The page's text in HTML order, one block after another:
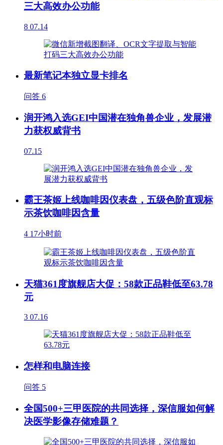
三大高效办公功能
8 07.14
最新笔记本独立显卡排名
问答 6
润开鸿入选GEI中国潜在独角兽企业，发展潜
力获权威背书
07.15
霸王茶姬上线咖啡因仪表盘，五级色阶直观标
示茶饮咖啡因含量
4 17小时前
天猫361度旗舰店大促：58款正品鞋低至63.78
元
3 07.16
怎样和电脑连接
问答 5
全国500+三甲医院的共同选择，深信服如何解
决医学影像存储难题？